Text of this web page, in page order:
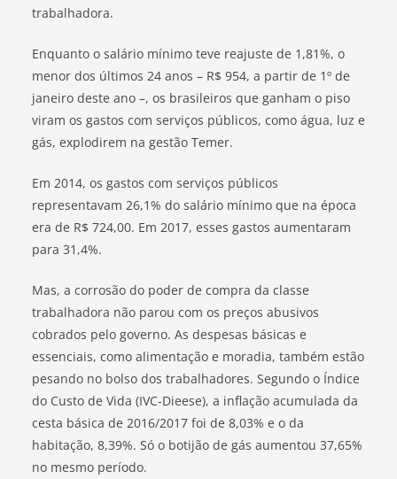
trabalhadora.
Enquanto o salário mínimo teve reajuste de 1,81%, o
menor dos últimos 24 anos – R$ 954, a partir de 1º de
janeiro deste ano –, os brasileiros que ganham o piso
viram os gastos com serviços públicos, como água, luz e
gás, explodirem na gestão Temer.
Em 2014, os gastos com serviços públicos
representavam 26,1% do salário mínimo que na época
era de R$ 724,00. Em 2017, esses gastos aumentaram
para 31,4%.
Mas, a corrosão do poder de compra da classe
trabalhadora não parou com os preços abusivos
cobrados pelo governo. As despesas básicas e
essenciais, como alimentação e moradia, também estão
pesando no bolso dos trabalhadores. Segundo o Índice
do Custo de Vida (IVC-Dieese), a inflação acumulada da
cesta básica de 2016/2017 foi de 8,03% e o da
habitação, 8,39%. Só o botijão de gás aumentou 37,65%
no mesmo período.